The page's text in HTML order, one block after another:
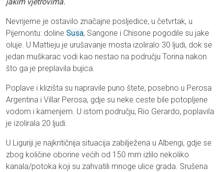
Nevrijeme je ostavilo značajne posljedice, u četvrtak, u
Pijemontu: doline Susa, Sangone i Chisone pogodile su jake
oluje. U Mattieju je urušavanje mosta izoliralo 30 ljudi, dok se
jedan muškarac vodi kao nestao na području Torina nakon
što ga je preplavila bujica.
Poplave i klizišta su napravile puno štete, posebno u Perosa
Argentina i Villar Perosa, gdje su neke ceste bile potopljene
vodom i kamenjem. U istom području, Rio Gerardo, poplavila
je izolirala 20 ljudi.
U Liguriji je najkritičnija situacija zabilježena u Albengi, gdje se
zbog količine oborine većih od 150 mm izlilo nekoliko
kanala/potoka koji su zahvatili mnoge ulice grada. Srušena